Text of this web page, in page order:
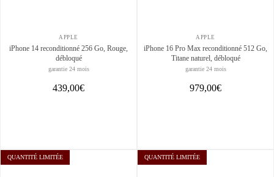
APPLE
iPhone 14 reconditionné 256 Go, Rouge,
débloqué
garantie 24 mois
439,00€
APPLE
iPhone 16 Pro Max reconditionné 512 Go,
Titane naturel, débloqué
garantie 24 mois
979,00€
QUANTITÉ LIMITÉE QUANTITÉ LIMITÉE